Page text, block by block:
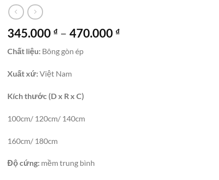
345.000 ₫ – 470.000 ₫Khoảng
Chất liệu: Bông gòn ép
Xuất xứ:Việt Nam
Kích thước (D x R x C)
100cm/ 120cm/ 140cm
160cm/ 180cm
Độ cứng: mềm trung bình